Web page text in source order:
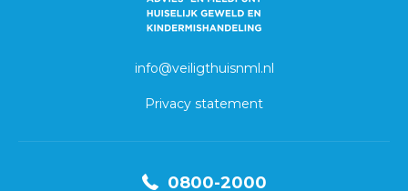
info@veiligthuisnml.nl
Privacy statement
0800-2000